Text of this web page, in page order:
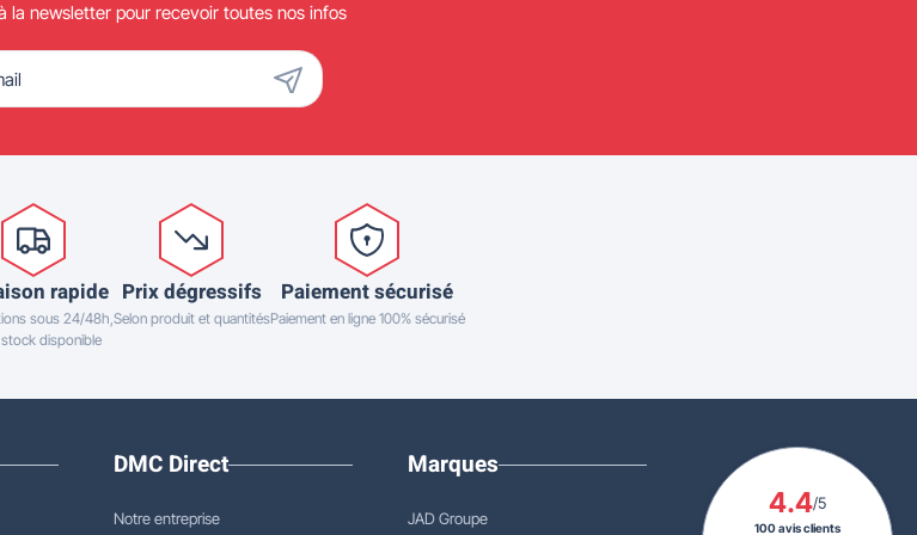
la newsletter pour recevoir toutes nos infos
rapide
sous 24/48h,
disponible
Prix dégressifs
Selon produit et quantités
Paiement sécurisé
Paiement en ligne 100% sécurisé
DMC Direct
Notre entreprise
Marques
JAD Groupe
4.4/5
100 avis clients